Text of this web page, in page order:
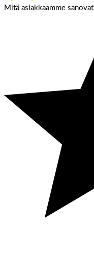
Mitä asiakkaamme sanovat